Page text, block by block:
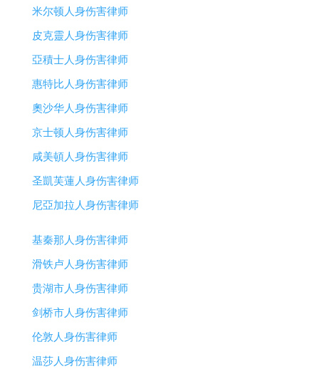
米尔顿人身伤害律师
皮克靈人身伤害律师
亞積士人身伤害律师
惠特比人身伤害律师
奧沙华人身伤害律师
京士顿人身伤害律师
咸美頓人身伤害律师
圣凱芙蓮人身伤害律师
尼亞加拉人身伤害律师
基秦那人身伤害律师
滑铁卢人身伤害律师
贵湖市人身伤害律师
剑桥市人身伤害律师
伦敦人身伤害律师
温莎人身伤害律师